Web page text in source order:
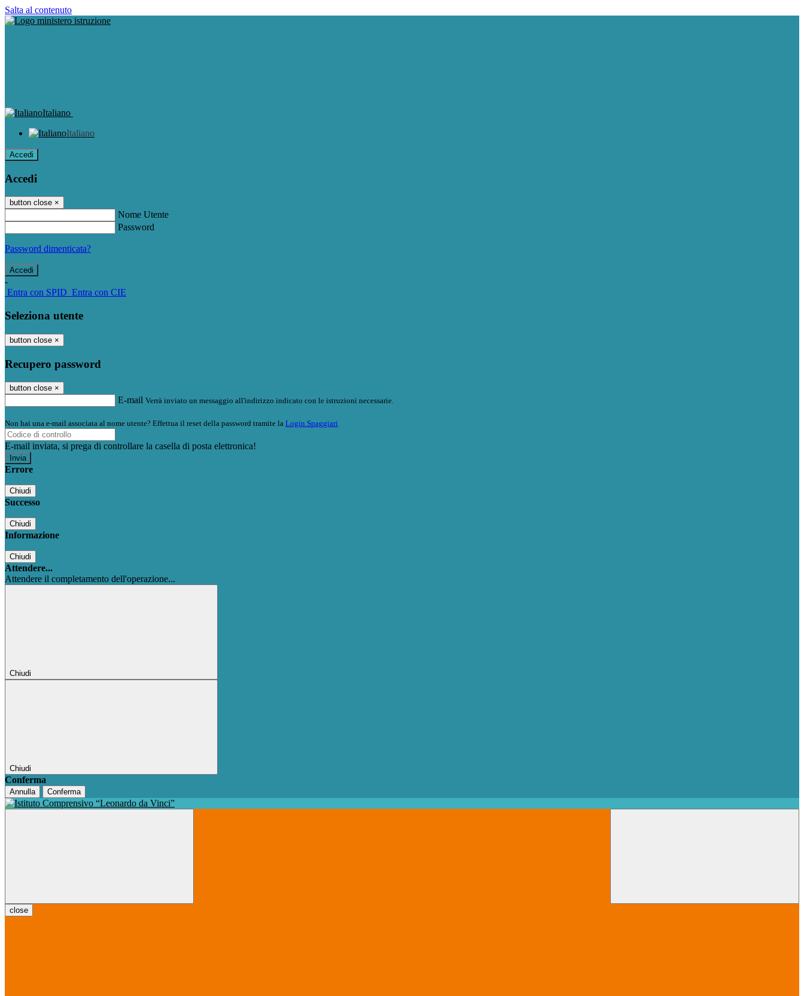
Salta al contenuto
Italiano
Italiano
Accedi
Accedi
button close ×
Nome Utente
Password
Password dimenticata?
-
Entra con SPID Entra con CIE
Seleziona utente
button close ×
Recupero password
button close ×
E-mail Verrà inviato un messaggio all'indirizzo indicato con le istruzioni necessarie.
Non hai una e-mail associata al nome utente? Effettua il reset della password tramite la Login Spaggiari
E-mail inviata, si prega di controllare la casella di posta elettronica!
Errore
Chiudi
Successo
Chiudi
Informazione
Chiudi
Attendere...
Attendere il completamento dell'operazione...
Chiudi
Chiudi
Conferma
Annulla Conferma
close